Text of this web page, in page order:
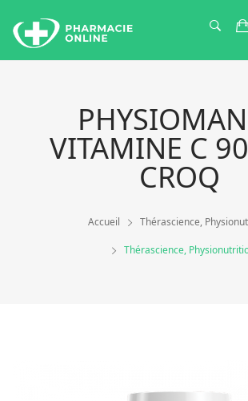
VITAMINE C
CROQ
Accueil Thérascience,
Thérascience,